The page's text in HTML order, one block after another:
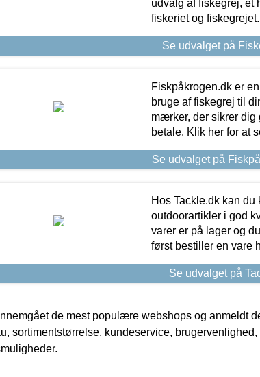
udvalg af fiskegrej, et
fiskeriet og
Se udvalget på
Fiskpåkrogen.dk er
bruge af fiskegrej til
mærker, der sikrer dig
betale. Klik her for at
Se udvalget på
Hos Tackle.dk kan
outdoorartikler i god
varer er på lager og
først bestiller en vare
Se udvalget på
de mest populære webshops og anmeldt
sortimentstørrelse, kundeservice,